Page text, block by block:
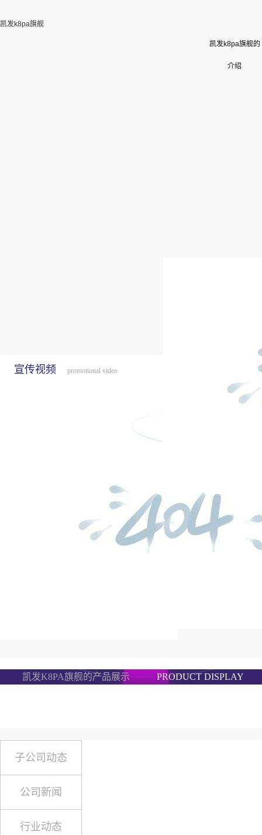
凯发k8pa旗舰
凯发k8pa旗舰的
介绍
宣传视频 promotional video
凯发K8PA旗舰的产品展示 PRODUCT DISPLAY
子公司动态
公司新闻
行业动态